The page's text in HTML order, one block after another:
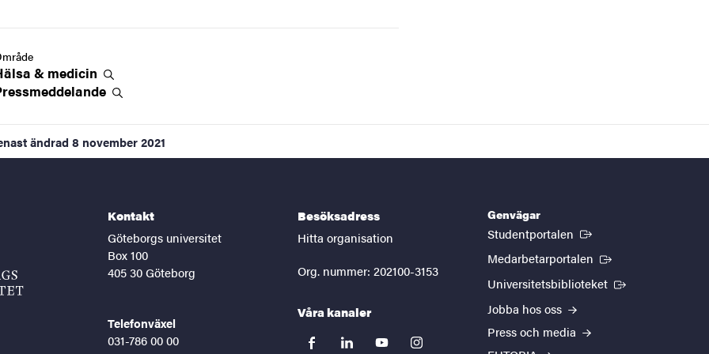
& medicin
ändrad 8 november 2021
Kontakt
Göteborgs universitet
Box 100
405 30 Göteborg
Telefonväxel
031-786 00 00
Besöksadress
Hitta organisation
Org. nummer: 202100-3153
Våra kanaler
facebooklinkedinyoutubeinstagram
Genvägar
Studentportalen (Extern länk)
Medarbetarportalen (Extern länk)
Universitetsbiblioteket (Extern länk)
Jobba hos oss
Press och media